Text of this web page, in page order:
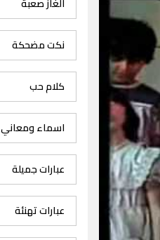
نكت مضحكة
كلام حب
اسماء ومعاني
عبارات جميلة
عبارات تهنئة